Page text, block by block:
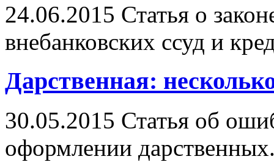
24.06.2015 Статья о
внебанковских ссуд и
Дарственная:
30.05.2015 Статья об
оформлении